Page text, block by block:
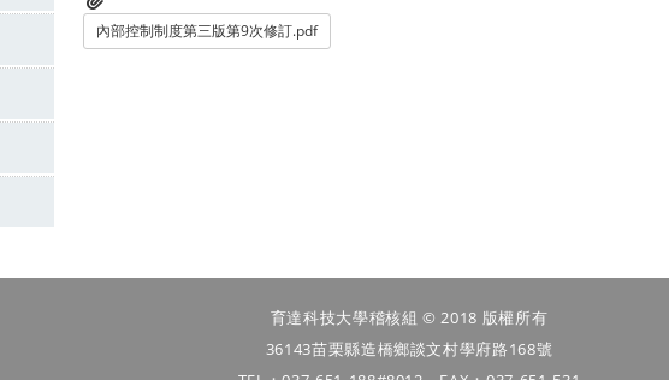
內部控制制度第三版第9次修訂.pdf
育達科技大學稽核組 © 2018 版權所有
36143苗栗縣造橋鄉談文村學府路168號